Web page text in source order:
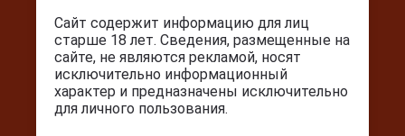
Покупателям
Контакты
Покупка и оплата
Сайт содержит информацию для лиц
старше 18 лет. Сведения, размещенные на
сайте, не являются рекламой, носят
исключительно информационный
характер и предназначены исключительно
для личного пользования.